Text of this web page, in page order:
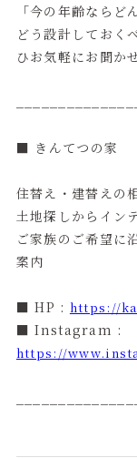
「今の年齢なら
どう設計しておく
ひお気軽にお聞か
■ きんてつの家
住替え・建替えの
土地探しからイン
ご家族のご希望に
案内
■ HP : https://
■ Instagram :
https://